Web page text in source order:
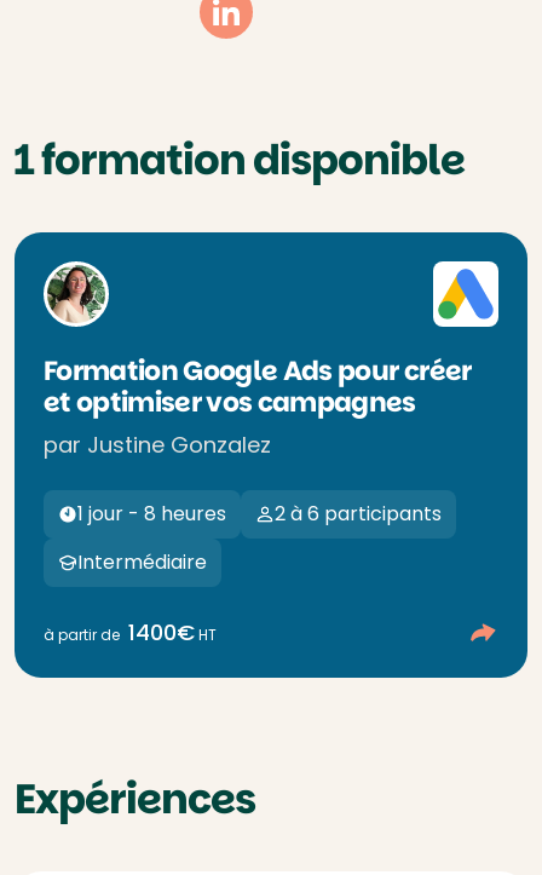
Linkedin
1 formation disponible
Formation Google Ads pour créer
et optimiser vos campagnes
par Justine Gonzalez
1 jour - 8 heures
2 à 6 participants
Intermédiaire
à partir de 1400€HT
Expériences